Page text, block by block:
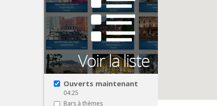
Ouverts maintenant
04:25
Bars à thèmes